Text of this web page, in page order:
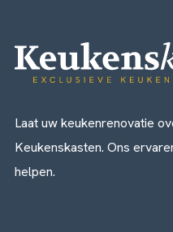
Laat uw keukenrenovatie
Keukenskasten. Ons
helpen.